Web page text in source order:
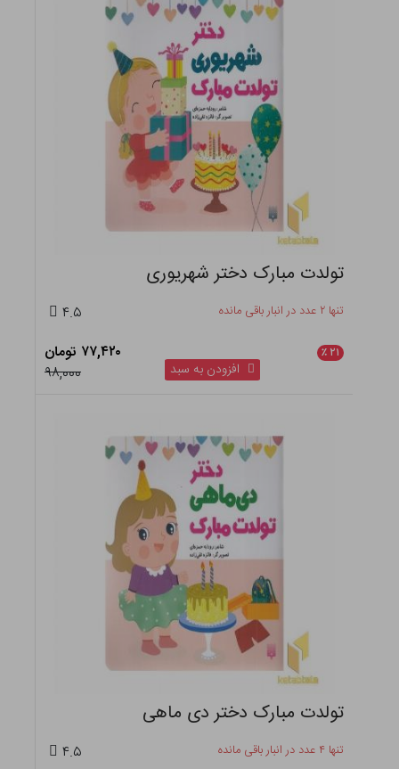
تولدت مبارک دختر شهریوری
تنها ۲ عدد در انبار باقی مانده ۴.۵
۲۱ ٪
۷۷,۴۲۰ تومان
۹۸,۰۰۰
افزودن به سبد
تولدت مبارک دختر دی ماهی
تنها ۴ عدد در انبار باقی مانده ۴.۵